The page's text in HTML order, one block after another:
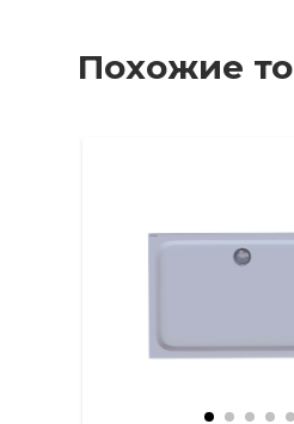
Похожие